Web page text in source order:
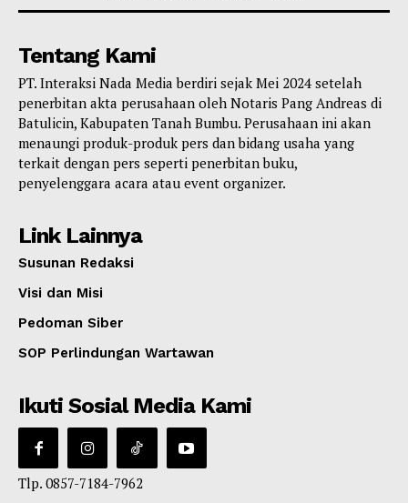
Tentang Kami
PT. Interaksi Nada Media berdiri sejak Mei 2024 setelah
penerbitan akta perusahaan oleh Notaris Pang Andreas di
Batulicin, Kabupaten Tanah Bumbu. Perusahaan ini akan
menaungi produk-produk pers dan bidang usaha yang
terkait dengan pers seperti penerbitan buku,
penyelenggara acara atau event organizer.
Link Lainnya
Susunan Redaksi
Visi dan Misi
Pedoman Siber
SOP Perlindungan Wartawan
Ikuti Sosial Media Kami
Tlp. 0857-7184-7962